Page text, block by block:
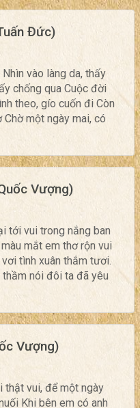
Đức)
vào làng da, thấy
chống qua Cuộc đời
theo, gío cuốn đi Còn
một ngày mai, có
Vượng)
tới vui trong nắng ban
mắt em thơ rộn vui
tình xuân thắm tươi.
thầm nói đôi ta đã yêu
Vượng)
thật vui, để một ngày
Khi bên em có anh